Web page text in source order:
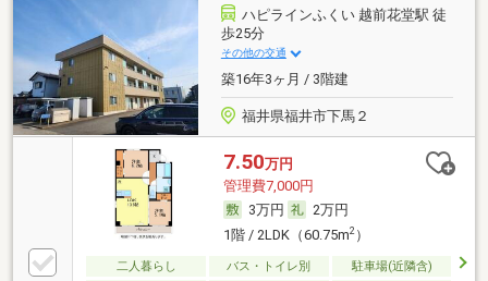
ハピラインふくい 越前花堂駅 徒
歩25分
その他の交通
築16年3ヶ月 / 3階建
福井県福井市下馬２
7.50万円
管理費7,000円
3万円
2万円
1階 / 2LDK（60.75m2）
二人暮らし バス・トイレ別
駐車場(近隣含)